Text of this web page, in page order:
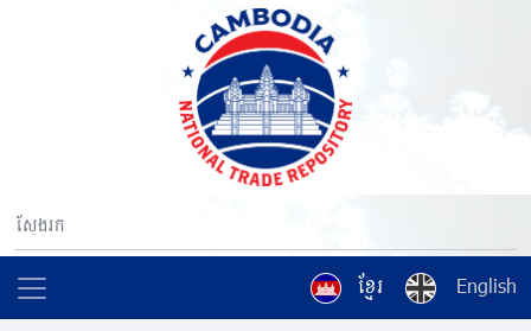
ខ្មែរ English